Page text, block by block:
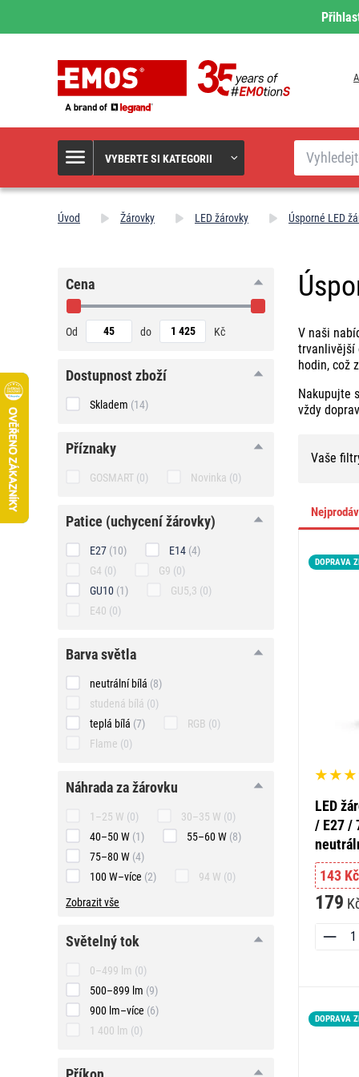
VYBERTE SI KATEGORII
Hledat
Úvod Žárovky LED žárovky Úsporné LED
Cena
Od do Kč
Dostupnost zboží
Skladem (14)
Příznaky
GOSMART (0) Novinka (0)
patice
žárovky)
patice (uchycení žárovky)
E27 (10) E14 (4)
G4 (0) G9 (0)
GU10 (1) GU5,3 (0)
E40 (0)
barva
barva světla
neutrální bílá (8)
studená bílá (0)
teplá bílá (7) RGB (0)
Flame (0)
náhrada
žárovku
náhrada za žárovku
1–25 W (0) 30–35 W (0)
40–50 W (1) 55–60 W (8)
75–80 W (4)
100 W–více (2) 94 W (0)
Zobrazit vše
světelný
světelný tok
0–499 lm (0)
500–899 lm (9)
900 lm–více (6)
1 400 lm (0)
příkon
V naši
trvanlivější
hodin, což
Nakupujte
vždy
Vaše
DOPRAVA
LED
/ E27 /
143 Kč
179
DOPRAVA